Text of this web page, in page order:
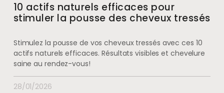
10 actifs naturels efficaces pour
stimuler la pousse des cheveux tressés
Stimulez la pousse de vos cheveux tressés avec ces 10
actifs naturels efficaces. Résultats visibles et chevelure
saine au rendez-vous!
28/01/2026